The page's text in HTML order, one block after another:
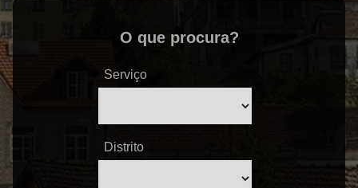
O que procura?
Serviço
Distrito